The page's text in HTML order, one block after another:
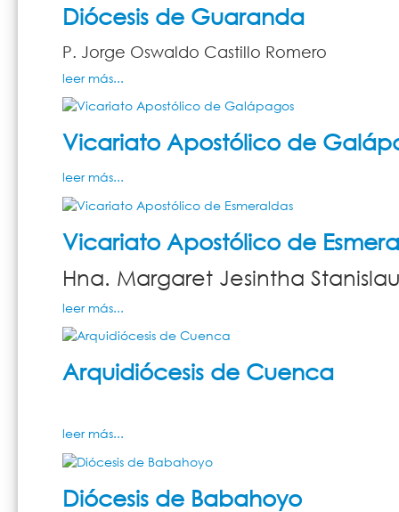
Diócesis de Guaranda
P. Jorge Oswaldo Castillo Romero
leer más...
Vicariato Apostólico de
leer más...
Vicariato Apostólico de
Hna. Margaret Jesintha
leer más...
Arquidiócesis de Cuenca
leer más...
Diócesis de Babahoyo